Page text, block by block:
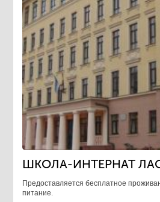
ШКОЛА-ИНТЕРНАТ
Предоставляется бесплатное
питание.